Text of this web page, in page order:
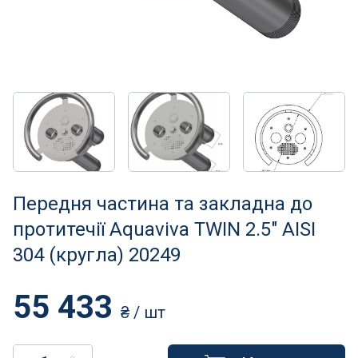
Атракціони для відпочинку
Автоматична очистка
Збірні басейни
Засоби порятунку на воді
Аксесуари для громадських
Підйомники для басейнів
Передня частина та закладна до
протитечії Aquaviva TWIN 2.5" AISI
304 (кругла) 20249
55 433 ₴ / шт